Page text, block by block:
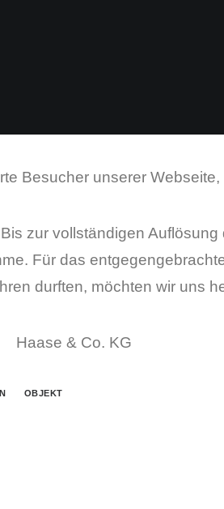
Besucher unserer Webseite,
zur vollständigen
Für das
durften, möchten wir uns
Haase & Co. KG
OBJEKT